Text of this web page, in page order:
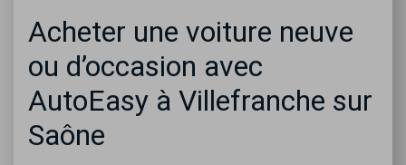
Acheter une voiture neuve
ou d’occasion avec
AutoEasy à Villefranche sur
Saône